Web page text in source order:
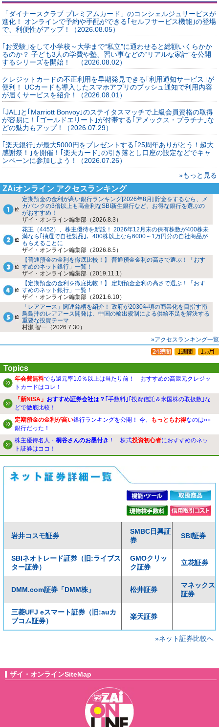
「ダイナースクラブ プレミアムカード」のコンシェルジュサービスが
進化！ オンラインで予約や手配ができる｢セルフサービス機能｣の登場
で、利便性がアップ！（2026.08.05）
｢お受験｣をして小学校～大学まで“私立”に通わせると総額いくらかか
るのか？ 子ども3人の学費や塾、習い事などの“リアルな家計”を公開
するシリーズを開始！ （2026.08.02）
クレジットカードの不正利用を早期発見できる｢利用通知サービス｣が
便利！ UCカードも導入したスマホアプリのプッシュ通知で利用内容
が届くサービスを紹介！（2026.08.01）
｢JAL｣と｢Marriott Bonvoy｣のステイタスマッチで上級会員資格の取得
が容易に！｢ゴールドエリート｣が付帯する｢アメックス・プラチナ｣な
どの魅力もアップ！（2026.07.29）
｢楽天銀行｣が最大5000円をプレゼントする｢25周年ありがとう！超大
感謝祭！｣を開催！｢楽天カード｣の引き落とし口座の設定などでキャ
ンペーンに参加しよう！（2026.07.26）
»もっと見る
ZAiオンライン アクセスランキング
定期預金の金利が高い銀行ランキング[2026年8月] 貯金をするなら、メ
ガバンクの3倍以上も高金利なSBI新生銀行など、お得な銀行を選ぶの
がおすすめ！
ザイ・オンライン編集部（2026.8.3）
花王（4452）、株主優待を新設！ 2026年12月末の保有株数が400株未
満なら｢抽選で自社製品｣、400株以上なら6000～1万円分の自社商品が
もらえることに
ザイ・オンライン編集部（2026.8.5）
【普通預金の金利を徹底比較！】 普通預金金利の高さで選ぶ！「おす
すめのネット銀行」一覧！
ザイ・オンライン編集部（2019.11.1）
【定期預金の金利を徹底比較！】 定期預金金利の高さで選ぶ！「おす
すめのネット銀行」一覧！
ザイ・オンライン編集部（2021.6.10）
「レアアース」関連銘柄を紹介！ 政府が2030年頃の商業化を目指す南
鳥島沖のレアアース開発は、中国の輸出規制による供給不足を解決する
重要な投資テーマ
村瀬 智一（2026.7.30）
»アクセスランキング一覧
Topics
年会費無料でも還元率1.0％以上は当たり前！ おすすめの高還元クレジッ
トカードはコレ！
「新NISA」 おすすめ証券会社は？ ｢手数料｣｢投資信託＆米国株の取扱数｣な
どで徹底比較！
定期預金の金利が高い銀行ランキングを公開！ 今、 もっともお得なのは○○
銀行だった！
株主優待名人・ 桐谷さんのお墨付き ！ 株式投資初心者におすすめのネッ
ト証券はココ！
岩井コスモ証券
SMBC日興証
券
SBI証券
SBIネオトレード証券（旧:ライブス
ター証券）
GMOクリッ
ク証券
立花証券
DMM.com証券「DMM株」 松井証券
マネックス
証券
三菱UFJ eスマート証券（旧:auカ
ブコム証券）
楽天証券
»ネット証券比較へ
ザイ・オンラインSiteMap